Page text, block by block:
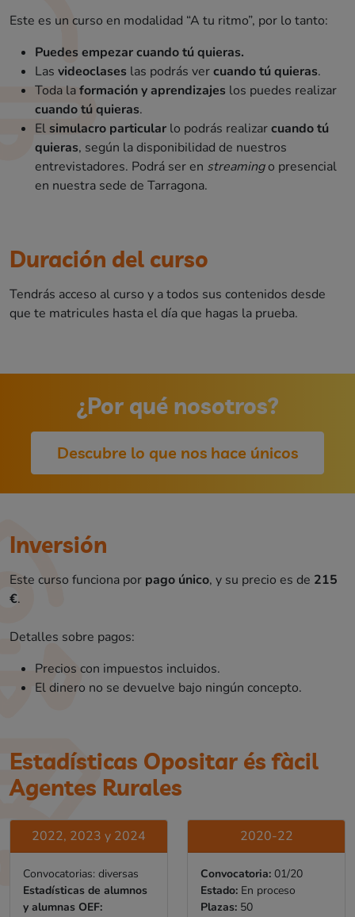
Este es un curso en modalidad “A tu ritmo”, por lo tanto:
Puedes empezar cuando tú quieras.
Las videoclases las podrás vercuando tú quieras.
Toda laformación y aprendizajes los puedes realizar
cuando tú quieras.
Elsimulacro particular lo podrás realizarcuando tú
quieras, según la disponibilidad de nuestros
entrevistadores. Podrá ser en streamingo presencial
en nuestra sede de Tarragona.
Duración del curso
Tendrás acceso al curso y a todos sus contenidos desde
que te matricules hasta el día que hagas la prueba.
¿Por qué nosotros?
Descubre lo que nos hace únicos
Inversión
Este curso funciona por pago único, y su precio es de 215
€.
Detalles sobre pagos:
Precios con impuestos incluidos.
El dinero no se devuelve bajo ningún concepto.
Estadísticas Opositar és fàcil
Agentes Rurales
2022, 2023 y 2024
Convocatorias: diversas
Estadísticas de alumnos
y alumnas OEF:
2020-22
Convocatoria: 01/20
Estado: En proceso
Plazas: 50